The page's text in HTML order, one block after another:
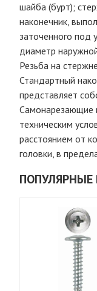
шайба (бурт);
наконечник,
заточенного под
диаметр
Резьба на
Стандартный
представляет
Самонарезающие
техническим
расстоянием от
головки, в
ПОПУЛЯРНЫЕ